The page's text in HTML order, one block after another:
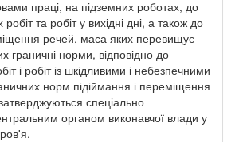
праці, на підземних роботах, до
та робіт у вихідні дні, а також до
речей, маса яких перевищує
граничні норми, відповідно до
і робіт із шкідливими і небезпечними
норм підіймання і переміщення
спеціально
органом виконавчої влади у